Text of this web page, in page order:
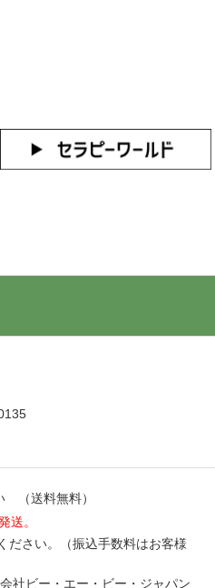
（送料無料）
送。
さい。（振込手数料はお客様
ビー・エー・ビー・ジャパン